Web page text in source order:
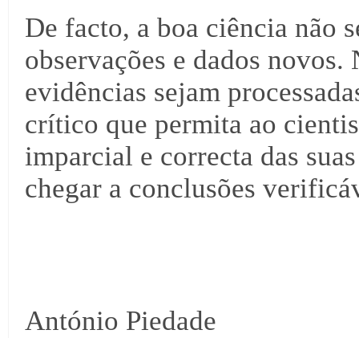
De facto, a boa ciência não
observações e dados novos.
evidências sejam
crítico que permita ao
imparcial e correcta das
chegar a conclusões
António Piedade